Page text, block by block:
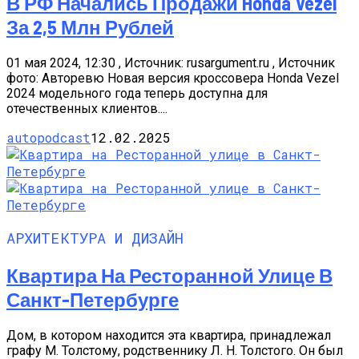
За 2,5 Млн Рублей
01 мая 2024, 12:30 , Источник: rusargument.ru , Источник
фото: Авторевю Новая версия кроссовера Honda Vezel
2024 модельного года теперь доступна для
отечественных клиентов....
autopodcast12.02.2025
АРХИТЕКТУРА И ДИЗАЙН
Квартира На Ресторанной Улице В
Санкт-Петербурге
Дом, в котором находится эта квартира, принадлежал
графу М. Толстому, родственнику Л. Н. Толстого. Он был